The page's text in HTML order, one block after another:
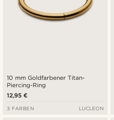
10 mm Goldfarbener Titan-
Piercing-Ring
12,95 €
3 FARBEN LUCLEON